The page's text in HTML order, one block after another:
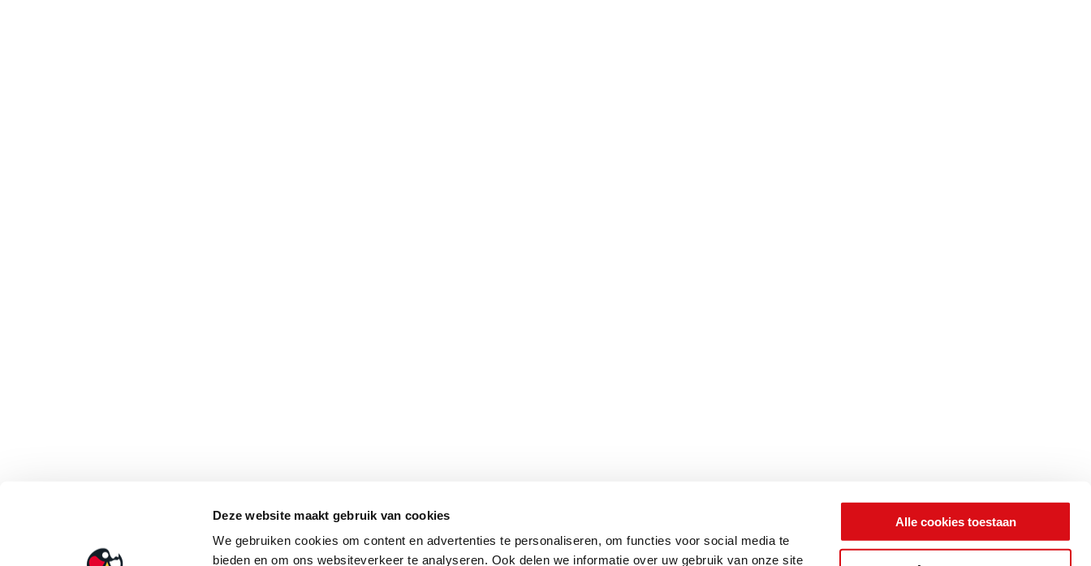
Deze website maakt gebruik van cookies
We gebruiken cookies om content en advertenties te personaliseren, om functies voor social media te
bieden en om ons websiteverkeer te analyseren. Ook delen we informatie over uw gebruik van onze site
Alle cookies toestaan